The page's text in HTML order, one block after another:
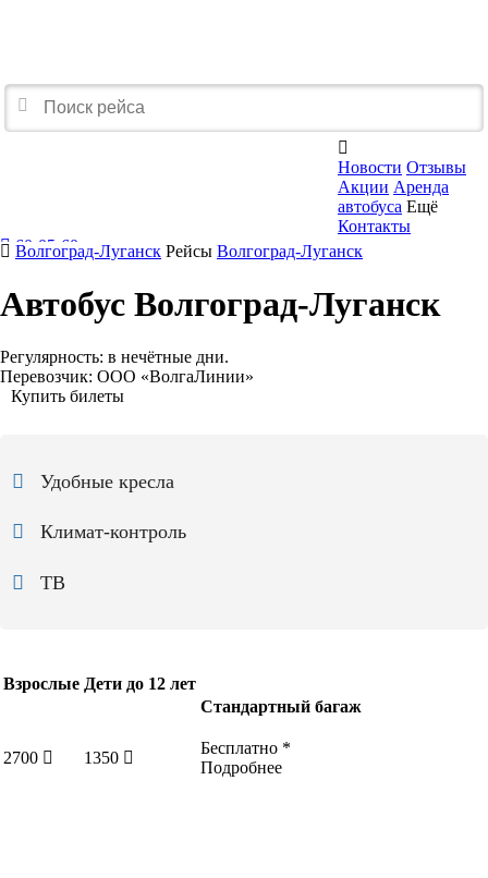

Новости Отзывы
Акции Аренда
автобуса Ещё
Контакты
60-05-60
Перезвоните мне
Волгоград-Луганск Рейсы Волгоград-Луганск
Автобус Волгоград-Луганск
Регулярность: в нечётные дни.
Перевозчик: ООО «ВолгаЛинии»
Купить билеты
Удобные кресла
Климат-контроль
ТВ
Взрослые Дети до 12 лет
Стандартный багаж
2700 1350
Бесплатно *
Подробнее